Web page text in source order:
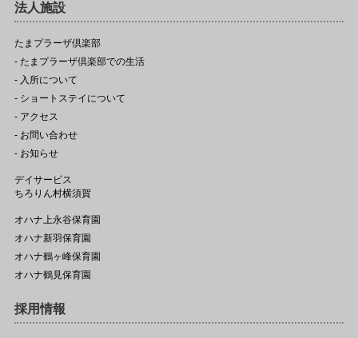
法人施設
たまプラーザ倶楽部
- たまプラーザ倶楽部での生活
- 入所について
- ショートステイについて
- アクセス
- お問い合わせ
- お知らせ
デイサービス
ちろりん村横須賀
オハナ上永谷保育園
オハナ新羽保育園
オハナ鶴ヶ峰保育園
オハナ鶴見保育園
採用情報